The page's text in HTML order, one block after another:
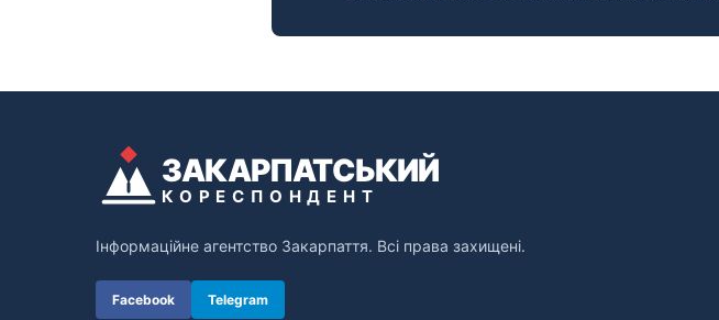
ЗАКАРПАТСЬКИЙ
КОРЕСПОНДЕНТ
Інформаційне агентство Закарпаття. Всі права захищені.
Facebook Telegram